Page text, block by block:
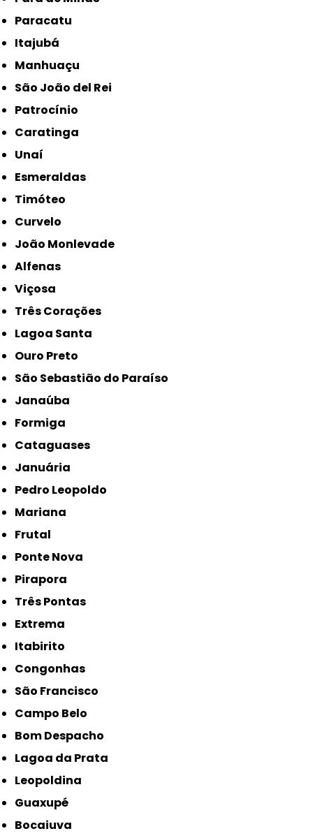
Paracatu
Itajubá
Manhuaçu
São João del Rei
Patrocínio
Caratinga
Unaí
Esmeraldas
Timóteo
Curvelo
João Monlevade
Alfenas
Viçosa
Três Corações
Lagoa Santa
Ouro Preto
São Sebastião do Paraíso
Janaúba
Formiga
Cataguases
Januária
Pedro Leopoldo
Mariana
Frutal
Ponte Nova
Pirapora
Três Pontas
Extrema
Itabirito
Congonhas
São Francisco
Campo Belo
Bom Despacho
Lagoa da Prata
Leopoldina
Guaxupé
Bocaiuva